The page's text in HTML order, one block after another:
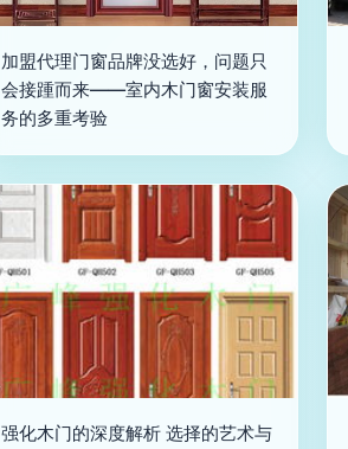
加盟代理门窗品牌没选好，问题只
会接踵而来——室内木门窗安装服
务的多重考验
强化木门的深度解析 选择的艺术与